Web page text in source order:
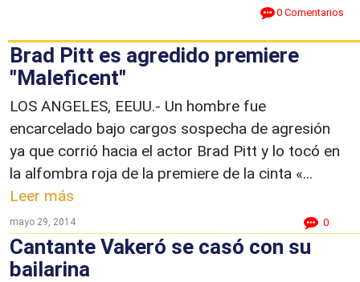
0 Comentarios
Brad Pitt es agredido premiere
"Maleficent"
LOS ANGELES, EEUU.- Un hombre fue
encarcelado bajo cargos sospecha de agresión
ya que corrió hacia el actor Brad Pitt y lo tocó en
la alfombra roja de la premiere de la cinta «...
Leer más
mayo 29, 2014 0
Cantante Vakeró se casó con su
bailarina